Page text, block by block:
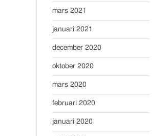
mars 2021
januari 2021
december 2020
oktober 2020
mars 2020
februari 2020
januari 2020